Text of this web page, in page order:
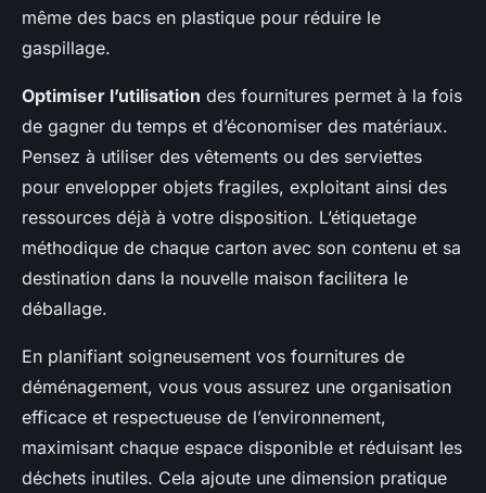
même des bacs en plastique pour réduire le
gaspillage.
Optimiser l’utilisation des fournitures permet à la fois
de gagner du temps et d’économiser des matériaux.
Pensez à utiliser des vêtements ou des serviettes
pour envelopper objets fragiles, exploitant ainsi des
ressources déjà à votre disposition. L’étiquetage
méthodique de chaque carton avec son contenu et sa
destination dans la nouvelle maison facilitera le
déballage.
En planifiant soigneusement vos fournitures de
déménagement, vous vous assurez une organisation
efficace et respectueuse de l’environnement,
maximisant chaque espace disponible et réduisant les
déchets inutiles. Cela ajoute une dimension pratique